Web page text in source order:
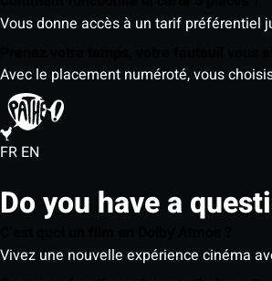
Vous donne accès à un tarif préférentiel
Avec le placement numéroté, vous
FR EN
Do you have a
Vivez une nouvelle expérience cinéma